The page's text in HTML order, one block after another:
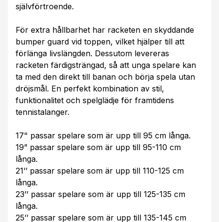
självförtroende.
För extra hållbarhet har racketen en skyddande
bumper guard vid toppen, vilket hjälper till att
förlänga livslängden. Dessutom levereras
racketen färdigsträngad, så att unga spelare kan
ta med den direkt till banan och börja spela utan
dröjsmål. En perfekt kombination av stil,
funktionalitet och spelglädje för framtidens
tennistalanger.
17" passar spelare som är upp till 95 cm långa.
19” passar spelare som är upp till 95-110 cm
långa.
21’’ passar spelare som är upp till 110-125 cm
långa.
23’’ passar spelare som är upp till 125-135 cm
långa.
25’’ passar spelare som är upp till 135-145 cm